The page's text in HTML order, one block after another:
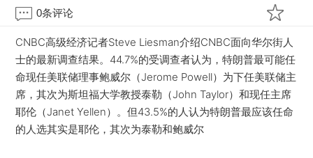
0条评论
CNBC高级经济记者Steve Liesman介绍CNBC面向华尔街人
士的最新调查结果。44.7%的受调查者认为，特朗普最可能任
命现任美联储理事鲍威尔（Jerome Powell）为下任美联储主
席，其次为斯坦福大学教授泰勒（John Taylor）和现任主席
耶伦（Janet Yellen）。但43.5%的人认为特朗普最应该任命
的人选其实是耶伦，其次为泰勒和鲍威尔